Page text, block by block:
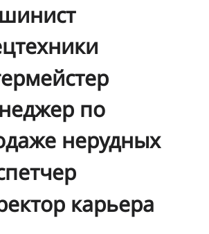
по
нерудных
карьера